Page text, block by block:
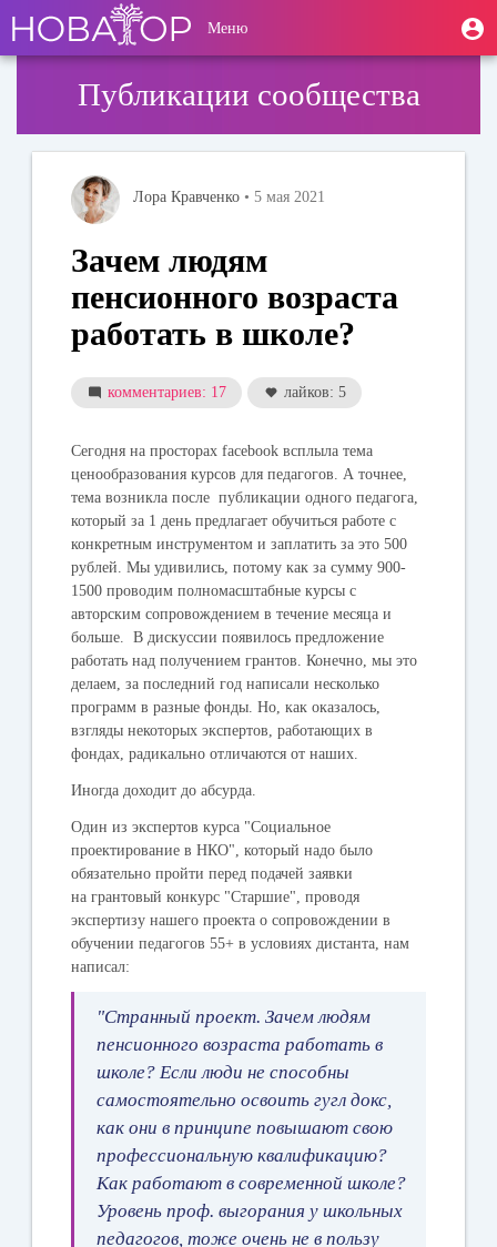
основному
содержанию
User
account
Меню
Публикации сообщества
Лора Кравченко • 5 мая 2021
Зачем людям
пенсионного возраста
работать в школе?
комментариев: 17 лайков: 5
Сегодня на просторах facebook всплыла тема
ценообразования курсов для педагогов. А точнее,
тема возникла после публикации одного педагога,
который за 1 день предлагает обучиться работе с
конкретным инструментом и заплатить за это 500
рублей. Мы удивились, потому как за сумму 900-
1500 проводим полномасштабные курсы с
авторским сопровождением в течение месяца и
больше. В дискуссии появилось предложение
работать над получением грантов. Конечно, мы это
делаем, за последний год написали несколько
программ в разные фонды. Но, как оказалось,
взгляды некоторых экспертов, работающих в
фондах, радикально отличаются от наших.
Иногда доходит до абсурда.
Один из экспертов курса "Социальное
проектирование в НКО", который надо было
обязательно пройти перед подачей заявки
на грантовый конкурс "Старшие", проводя
экспертизу нашего проекта о сопровождении в
обучении педагогов 55+ в условиях дистанта, нам
написал:
"Странный проект. Зачем людям
пенсионного возраста работать в
школе? Если люди не способны
самостоятельно освоить гугл докс,
как они в принципе повышают свою
профессиональную квалификацию?
Как работают в современной школе?
Уровень проф. выгорания у школьных
педагогов, тоже очень не в пользу